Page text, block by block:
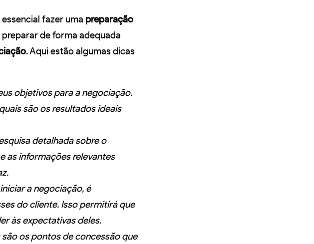
fazer uma preparação
de forma adequada
. Aqui estão algumas dicas
objetivos para a negociação.
são os resultados ideais
detalhada sobre o
as informações relevantes
a negociação, é
do cliente. Isso permitirá que
às expectativas deles.
os pontos de concessão que